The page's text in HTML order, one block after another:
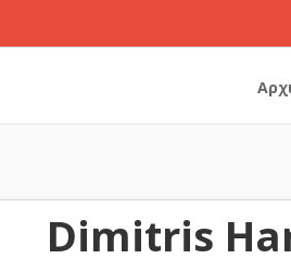
Dimitris